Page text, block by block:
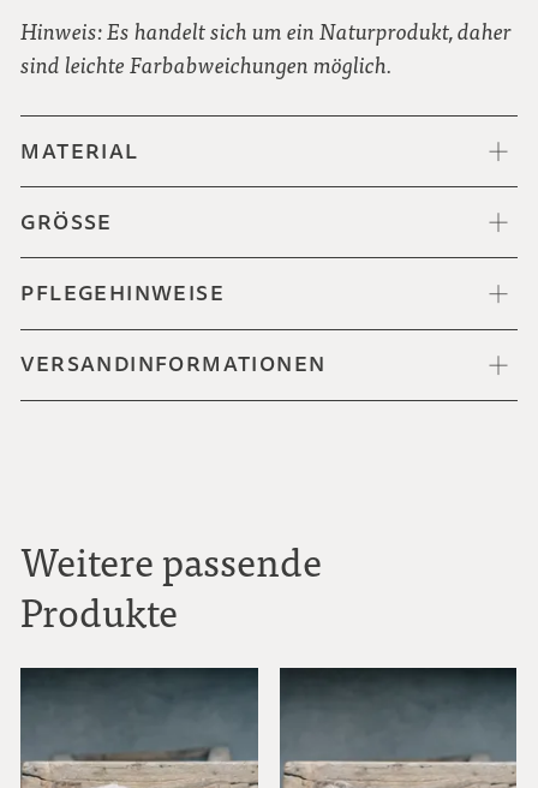
Hinweis: Es handelt sich um ein Naturprodukt, daher
sind leichte Farbabweichungen möglich.
MATERIAL
GRÖSSE
PFLEGEHINWEISE
VERSANDINFORMATIONEN
Weitere passende
Produkte